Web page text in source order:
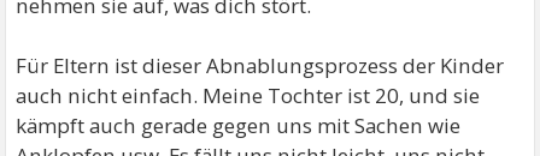
Für Eltern ist dieser Abnablungsprozess der Kinder
auch nicht einfach. Meine Tochter ist 20, und sie
kämpft auch gerade gegen uns mit Sachen wie